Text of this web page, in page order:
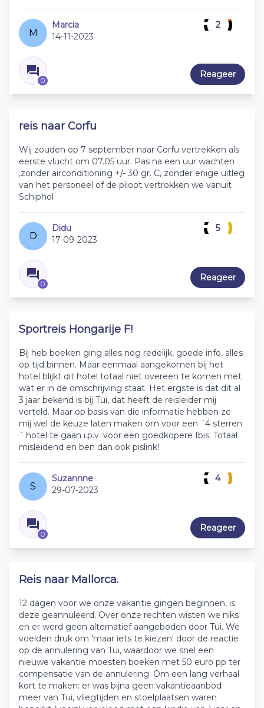
M
Marcia
14-11-2023
0
2
Reageer
reis naar Corfu
Wij zouden op 7 september naar Corfu vertrekken als
eerste vlucht om 07.05 uur. Pas na een uur wachten
,zonder airconditioning +/- 30 gr. C, zonder enige uitleg
van het personeel of de piloot vertrokken we vanuit
Schiphol
D
Didu
17-09-2023
0
5
Reageer
Sportreis Hongarije F!
Bij heb boeken ging alles nog redelijk, goede info, alles
op tijd binnen. Maar eenmaal aangekomen bij het
hotel blijkt dit hotel totaal niet overeen te komen met
wat er in de omschrijving staat. Het ergste is dat dit al
3 jaar bekend is bij Tui, dat heeft de reisleider mij
verteld. Maar op basis van die informatie hebben ze
mij wel de keuze laten maken om voor een ´4 sterren
´ hotel te gaan i.p.v. voor een goedkopere Ibis. Totaal
misleidend en ben dan ook pislink!
S
Suzannne
29-07-2023
0
4
Reageer
Reis naar Mallorca.
12 dagen voor we onze vakantie gingen beginnen, is
deze geannuleerd. Over onze rechten wisten we niks
en er werd geen alternatief aangeboden door Tui. We
voelden druk om 'maar iets te kiezen' door de reactie
op de annulering van Tui, waardoor we snel een
nieuwe vakantie moesten boeken met 50 euro pp ter
compensatie van de annulering. Om een lang verhaal
kort te maken: er was bijna geen vakantieaanbod
meer van Tui, vliegtijden en stoelplaatsen waren